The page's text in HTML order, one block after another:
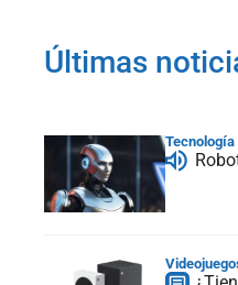
Últimas
Tecnología